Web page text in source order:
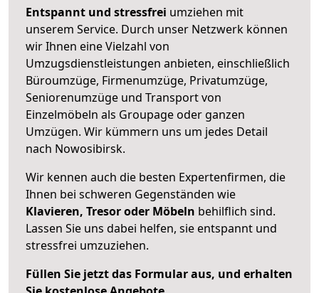
Entspannt und stressfrei umziehen mit
unserem Service. Durch unser Netzwerk können
wir Ihnen eine Vielzahl von
Umzugsdienstleistungen anbieten, einschließlich
Büroumzüge, Firmenumzüge, Privatumzüge,
Seniorenumzüge und Transport von
Einzelmöbeln als Groupage oder ganzen
Umzügen. Wir kümmern uns um jedes Detail
nach Nowosibirsk.
Wir kennen auch die besten Expertenfirmen, die
Ihnen bei schweren Gegenständen wie
Klavieren, Tresor oder Möbeln behilflich sind.
Lassen Sie uns dabei helfen, sie entspannt und
stressfrei umzuziehen.
Füllen Sie jetzt das Formular aus, und erhalten